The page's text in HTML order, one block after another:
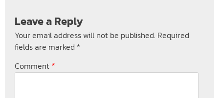
Leave a Reply
Your email address will not be published. Required
fields are marked *
Comment *